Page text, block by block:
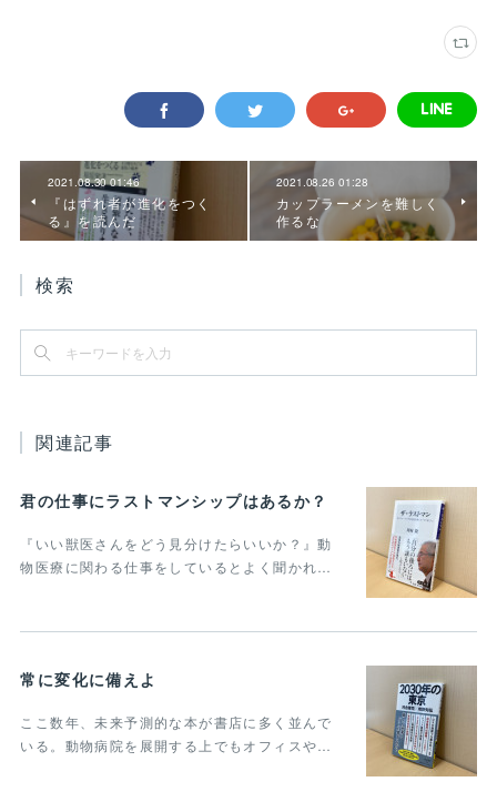
2021.08.30 01:46
『はずれ者が進化をつく
る』を読んだ
2021.08.26 01:28
カップラーメンを難しく
作るな
検索
関連記事
君の仕事にラストマンシップはあるか？
『いい獣医さんをどう見分けたらいいか？』動
物医療に関わる仕事をしているとよく聞かれ…
常に変化に備えよ
ここ数年、未来予測的な本が書店に多く並んで
いる。動物病院を展開する上でもオフィスや…